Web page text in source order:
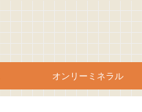
オンリーミネラル